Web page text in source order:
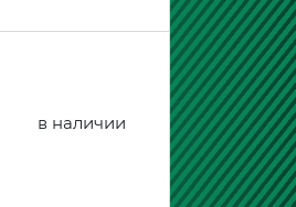
в наличии